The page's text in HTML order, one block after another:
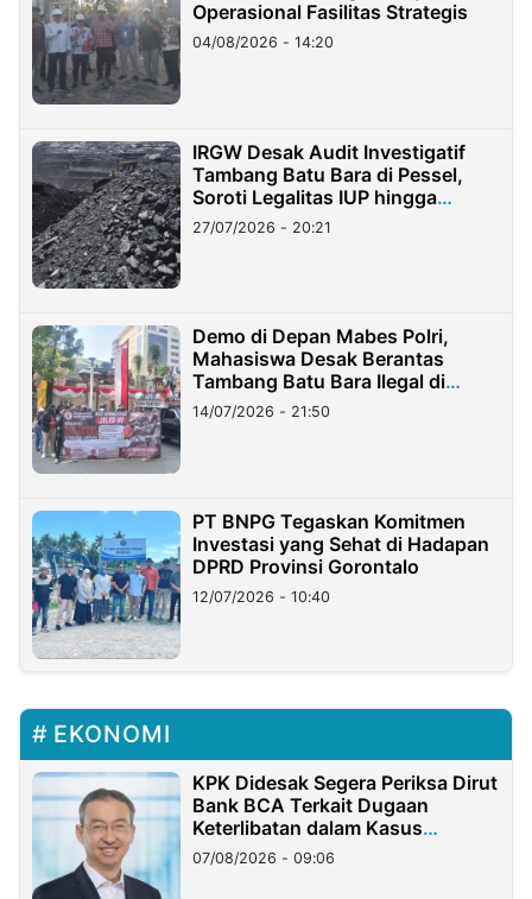
Operasional Fasilitas Strategis
04/08/2026 - 14:20
IRGW Desak Audit Investigatif
Tambang Batu Bara di Pessel,
Soroti Legalitas IUP hingga
Stockpile
27/07/2026 - 20:21
Demo di Depan Mabes Polri,
Mahasiswa Desak Berantas
Tambang Batu Bara Ilegal di
Lampung
14/07/2026 - 21:50
PT BNPG Tegaskan Komitmen
Investasi yang Sehat di Hadapan
DPRD Provinsi Gorontalo
12/07/2026 - 10:40
EKONOMI
KPK Didesak Segera Periksa Dirut
Bank BCA Terkait Dugaan
Keterlibatan dalam Kasus
Hilangnya Dana Nasabah Rp2,58
Miliar
07/08/2026 - 09:06